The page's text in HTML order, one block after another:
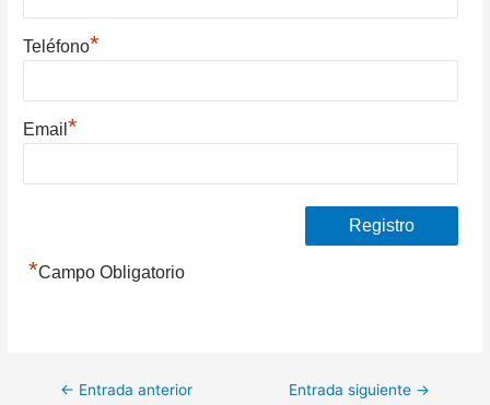
Teléfono*
Email*
*Campo Obligatorio
Navegación
← Entrada anterior Entrada siguiente →